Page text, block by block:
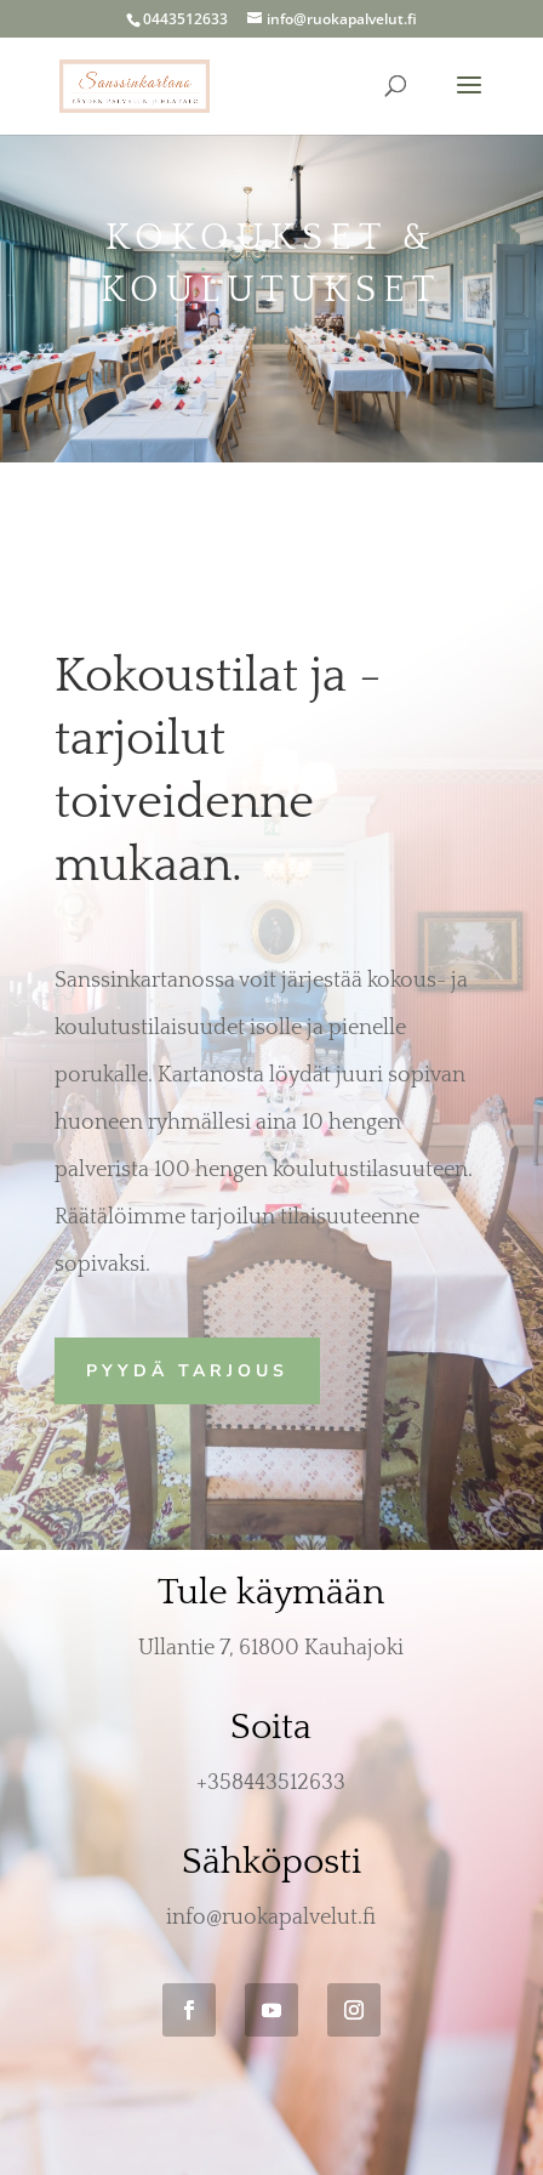
0443512633 info@ruokapalvelut.fi
KOKOUKSET &
KOULUTUKSET
Kokoustilat ja -
tarjoilut
toiveidenne
mukaan.
Sanssinkartanossa voit järjestää kokous- ja
koulutustilaisuudet isolle ja pienelle
porukalle. Kartanosta löydät juuri sopivan
huoneen ryhmällesi aina 10 hengen
palverista 100 hengen koulutustilasuuteen.
Räätälöimme tarjoilun tilaisuuteenne
sopivaksi.
PYYDÄ TARJOUS
Tule käymään
Ullantie 7, 61800 Kauhajoki
Soita
+358443512633
Sähköposti
info@ruokapalvelut.fi